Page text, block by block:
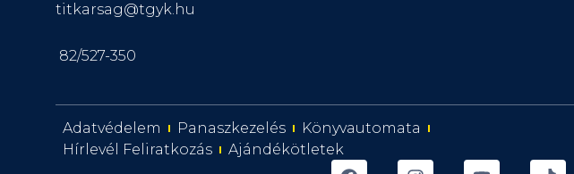
titkarsag@tgyk.hu
82/527-350
Adatvédelem Panaszkezelés
Könyvautomata
Hírlevél Feliratkozás
Ajándékötletek